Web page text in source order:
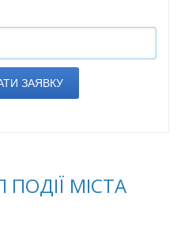
ЗАЯВКУ
МІСТА